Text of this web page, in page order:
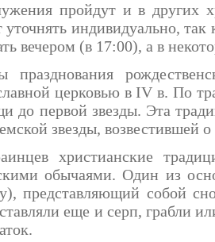
пройдут и в
уточнять индивидуально,
вечером (в 17:00), а в
празднования
церковью в IV в. По
до первой звезды. Эта
звезды, возвестившей
христианские
обычаями. Один из
представляющий собой
еще и серп, грабли